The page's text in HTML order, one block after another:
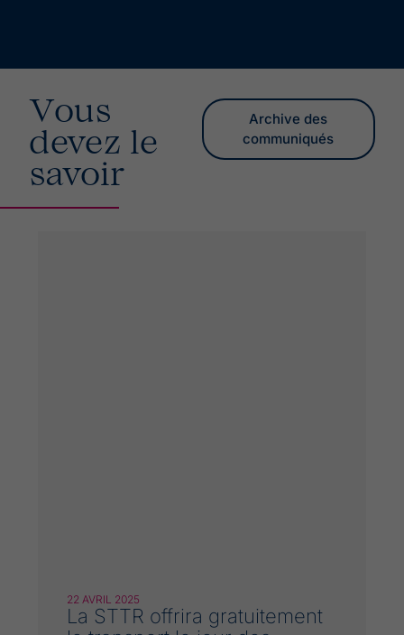
Vous
devez le
savoir
Archive des
communiqués
22 AVRIL 2025
La STTR offrira gratuitement